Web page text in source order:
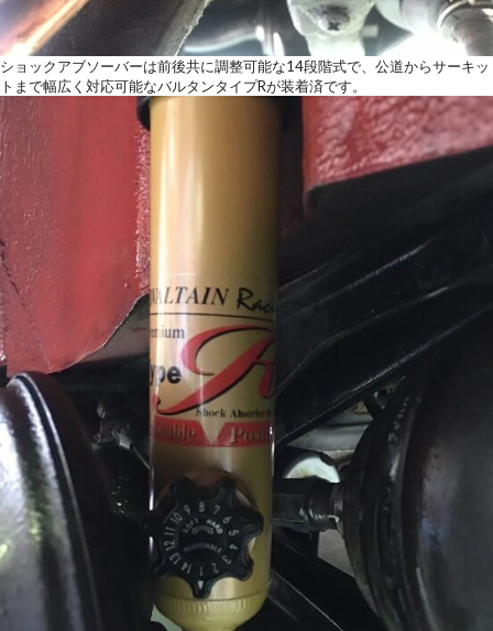
ショックアブソーバーは前後共に調整可能な14段階式で、公道からサーキッ
トまで幅広く対応可能なバルタンタイプRが装着済です。